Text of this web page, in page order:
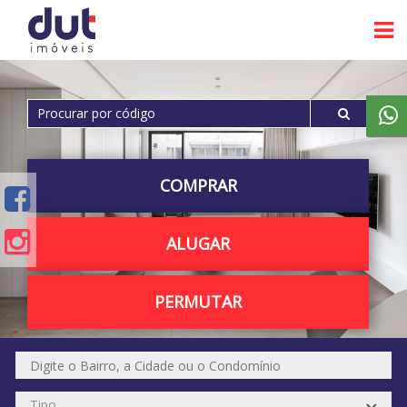
COMPRAR
ALUGAR
PERMUTAR